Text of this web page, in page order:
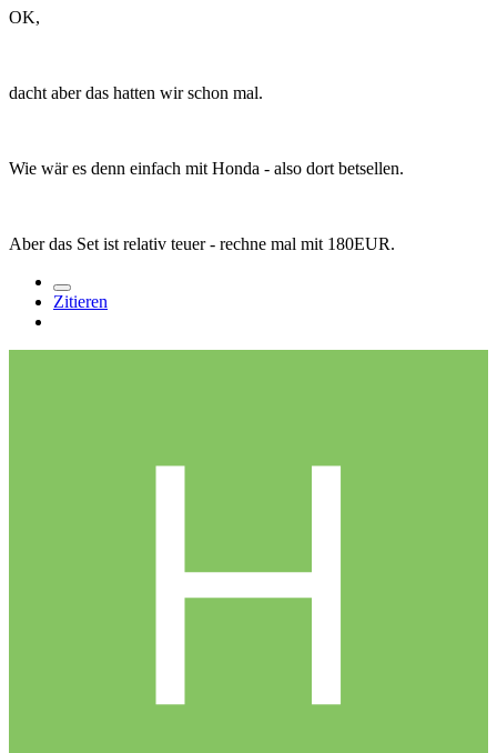
OK,
dacht aber das hatten wir schon mal.
Wie wär es denn einfach mit Honda - also dort betsellen.
Aber das Set ist relativ teuer - rechne mal mit 180EUR.
Zitieren